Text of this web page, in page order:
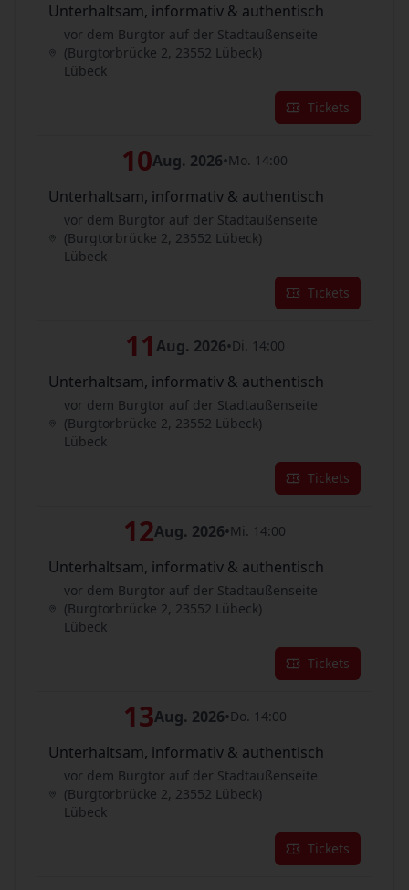
Unterhaltsam, informativ & authentisch
vor dem Burgtor auf der Stadtaußenseite
(Burgtorbrücke 2, 23552 Lübeck)
Lübeck
Tickets
10Aug. 2026•Mo. 14:00
Unterhaltsam, informativ & authentisch
vor dem Burgtor auf der Stadtaußenseite
(Burgtorbrücke 2, 23552 Lübeck)
Lübeck
Tickets
11 Aug. 2026•Di. 14:00
Unterhaltsam, informativ & authentisch
vor dem Burgtor auf der Stadtaußenseite
(Burgtorbrücke 2, 23552 Lübeck)
Lübeck
Tickets
12Aug. 2026•Mi. 14:00
Unterhaltsam, informativ & authentisch
vor dem Burgtor auf der Stadtaußenseite
(Burgtorbrücke 2, 23552 Lübeck)
Lübeck
Tickets
13Aug. 2026•Do. 14:00
Unterhaltsam, informativ & authentisch
vor dem Burgtor auf der Stadtaußenseite
(Burgtorbrücke 2, 23552 Lübeck)
Lübeck
Tickets